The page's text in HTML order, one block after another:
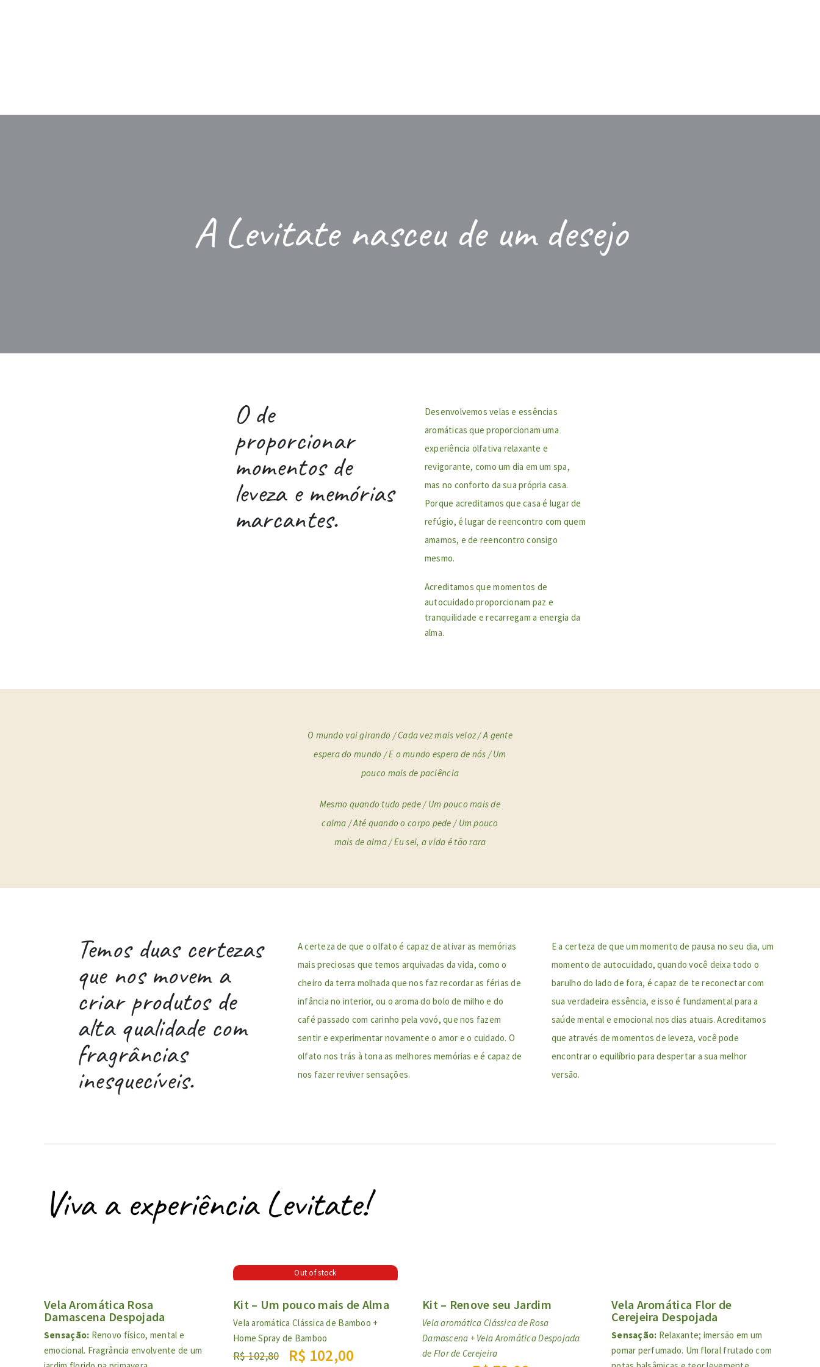
A Levitate nasceu de um desejo
O de
proporcionar
momentos de
leveza e memórias
marcantes.
Desenvolvemos velas e essências
aromáticas que proporcionam uma
experiência olfativa relaxante e
revigorante, como um dia em um spa,
mas no conforto da sua própria casa.
Porque acreditamos que casa é lugar de
refúgio, é lugar de reencontro com quem
amamos, e de reencontro consigo
mesmo.
Acreditamos que momentos de
autocuidado proporcionam paz e
tranquilidade e recarregam a energia da
alma.
O mundo vai girando / Cada vez mais veloz /A gente
espera do mundo / E o mundo espera de nós / Um
pouco mais de paciência
Mesmo quando tudo pede / Um pouco mais de
calma / Até quando o corpo pede / Um pouco
mais de alma / Eu sei, a vida é tão rara
Temos duas certezas
que nos movem a
criar produtos de
alta qualidade com
fragrâncias
inesquecíveis.
A certeza de que o olfato é capaz de ativar as memórias
mais preciosas que temos arquivadas da vida, como o
cheiro da terra molhada que nos faz recordar as férias de
infância no interior, ou o aroma do bolo de milho e do
café passado com carinho pela vovó, que nos fazem
sentir e experimentar novamente o amor e o cuidado. O
olfato nos trás à tona as melhores memórias e é capaz de
nos fazer reviver sensações.
E a certeza de queum momento de pausa no seu dia, um
momento de autocuidado, quando você deixa todo o
barulho do lado de fora, é capaz de te reconectar com
sua verdadeira essência, e isso é fundamental para a
saúde mental e emocional nos dias atuais. Acreditamos
que através de momentos de leveza, você pode
encontrar o equilíbrio para despertar a sua melhor
versão.
Viva a experiência Levitate!
Vela Aromática Rosa
Damascena Despojada
Sensação: Renovo físico, mental e
emocional. Fragrância envolvente de um
Out of stock
Kit – Um pouco mais de Alma
Vela aromática Clássica de Bamboo +
Home Spray de Bamboo
R$102,80 R$ 102,00
Kit – Renove seu Jardim
Vela aromática Clássica de Rosa
Damascena + Vela Aromática Despojada
de Flor de Cerejeira
Vela Aromática Flor de
Cerejeira Despojada
Sensação: Relaxante; imersão em um
pomar perfumado. Um floral frutado com